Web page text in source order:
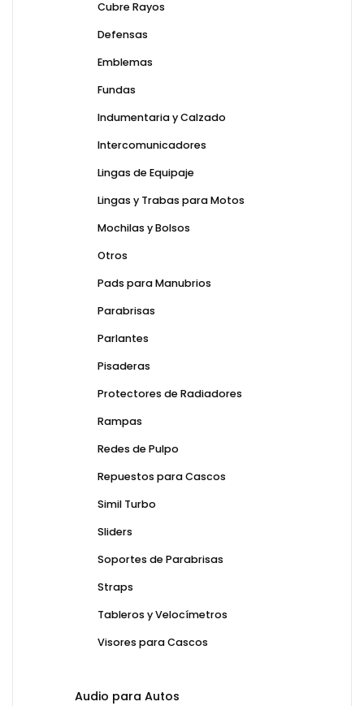
Cubre Rayos
Defensas
Emblemas
Fundas
Indumentaria y Calzado
Intercomunicadores
Lingas de Equipaje
Lingas y Trabas para Motos
Mochilas y Bolsos
Otros
Pads para Manubrios
Parabrisas
Parlantes
Pisaderas
Protectores de Radiadores
Rampas
Redes de Pulpo
Repuestos para Cascos
Simil Turbo
Sliders
Soportes de Parabrisas
Straps
Tableros y Velocímetros
Visores para Cascos
Audio para Autos